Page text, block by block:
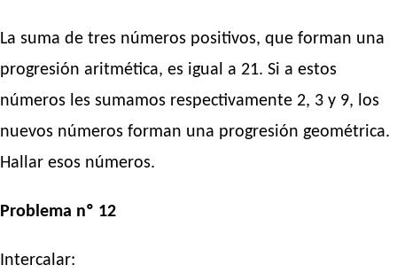
La suma de tres números positivos, que forman una
progresión aritmética, es igual a 21. Si a estos
números les sumamos respectivamente 2, 3 y 9, los
nuevos números forman una progresión geométrica.
Hallar esos números.
Problema nº 12
Intercalar: